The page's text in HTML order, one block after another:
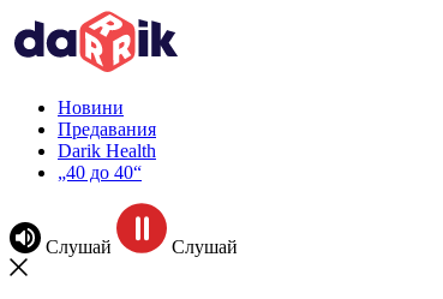
Новини
Предавания
Darik Health
„40 до 40“
Слушай Слушай